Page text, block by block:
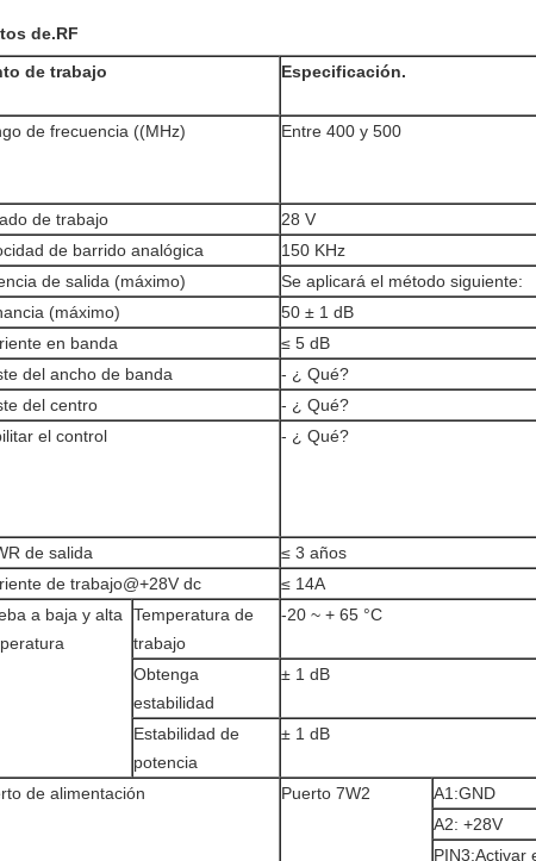
de.RF
de trabajo
Especificación.
de frecuencia ((MHz)
Entre 400 y 500
de trabajo
28 V
de barrido analógica
150 KHz
de salida (máximo)
Se aplicará el método siguiente:
(máximo)
50 ± 1 dB
en banda
≤ 5 dB
del ancho de banda
- ¿ Qué?
del centro
- ¿ Qué?
el control
- ¿ Qué?
de salida
≤ 3 años
de trabajo@+28V dc
≤ 14A
a baja y alta
Temperatura de
trabajo
-20 ~ + 65 °C
Obtenga
estabilidad
± 1 dB
Estabilidad de
potencia
± 1 dB
de alimentación Puerto 7W2 A1:GND
A2: +28V
PIN3:Activar